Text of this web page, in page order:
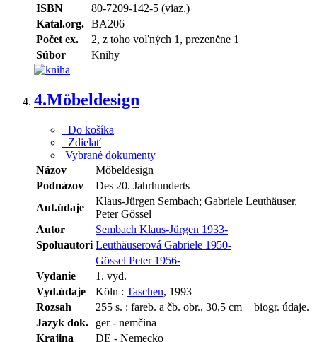
ISBN
80-7209-142-5 (viaz.)
Katal.org. BA206
Počet ex.
2, z toho voľných 1, prezenčne 1
Súbor
Knihy
4.Möbeldesign
Do košíka
Zdielať
Vybrané dokumenty
Názov
Möbeldesign
Podnázov
Des 20. Jahrhunderts
Aut.údaje
Klaus-Jürgen Sembach; Gabriele Leuthäuser,
Peter Gössel
Autor
Sembach Klaus-Jürgen 1933-
Spoluautori Leuthäuserová Gabriele 1950-
Gössel Peter 1956-
Vydanie
1. vyd.
Vyd.údaje
Köln : Taschen, 1993
Rozsah
255 s. : fareb. a čb. obr., 30,5 cm + biogr. údaje.
Jazyk dok.
ger - nemčina
Krajina
DE - Nemecko